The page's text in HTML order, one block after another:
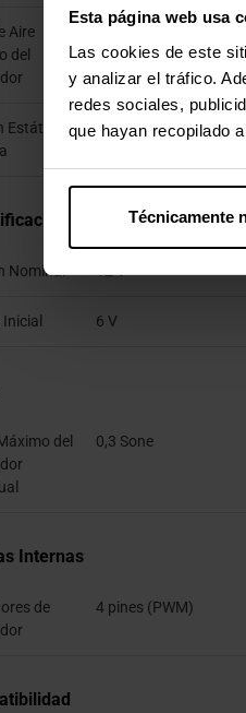
Esta página web usa
Las cookies de este
y analizar el tráfico.
redes sociales,
que hayan recopilado
Técnicamente
Aire
del
53 cfm
Estática
1 mmH2O
Energéticas
Nominal 12 V
6 V
del
0,3 Sone
Internas
de
4 pines (PWM)